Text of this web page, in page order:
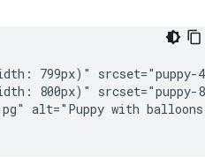
799px)" srcset="puppy-
800px)" srcset="puppy-
alt="Puppy with